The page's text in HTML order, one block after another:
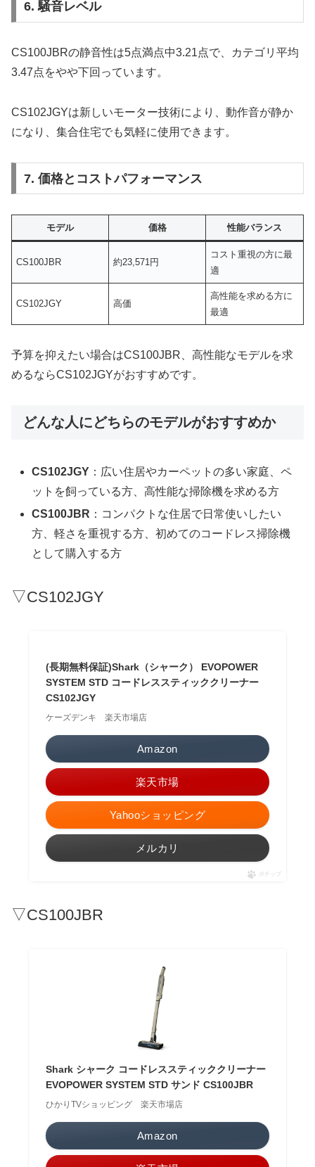
6. 騒音レベル
CS100JBRの静音性は5点満点中3.21点で、カテゴリ平均
3.47点をやや下回っています。
CS102JGYは新しいモーター技術により、動作音が静か
になり、集合住宅でも気軽に使用できます。
7. 価格とコストパフォーマンス
モデル 価格 性能バランス
CS100JBR 約23,571円
コスト重視の方に最
適
CS102JGY 高価
高性能を求める方に
最適
予算を抑えたい場合はCS100JBR、高性能なモデルを求
めるならCS102JGYがおすすめです。
どんな人にどちらのモデルがおすすめか
CS102JGY ：広い住居やカーペットの多い家庭、ペ
ットを飼っている方、高性能な掃除機を求める方
CS100JBR ：コンパクトな住居で日常使いしたい
方、軽さを重視する方、初めてのコードレス掃除機
として購入する方
▽CS102JGY
(長期無料保証)Shark（シャーク） EVOPOWER
SYSTEM STD コードレススティッククリーナー
CS102JGY
ケーズデンキ 楽天市場店
Amazon
楽天市場
Yahooショッピング
メルカリ
ポチップ
▽CS100JBR
Shark シャーク コードレススティッククリーナー
EVOPOWER SYSTEM STD サンド CS100JBR
ひかりTVショッピング 楽天市場店
Amazon